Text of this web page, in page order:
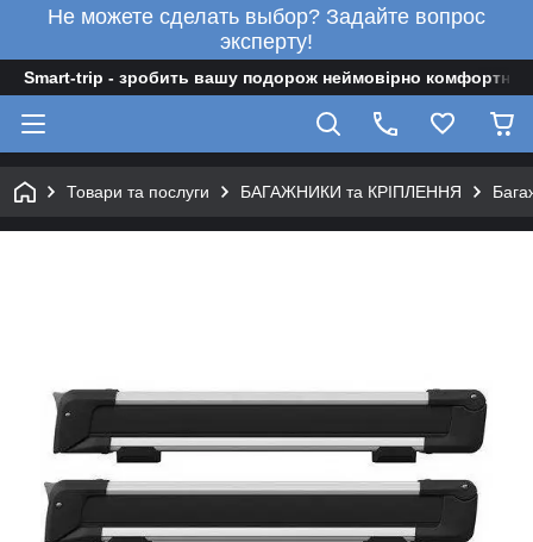
Не можете сделать выбор? Задайте вопрос
эксперту!
Smart-trip - зробить вашу подорож неймовірно
Товари та послуги БАГАЖНИКИ та КРІПЛЕННЯ